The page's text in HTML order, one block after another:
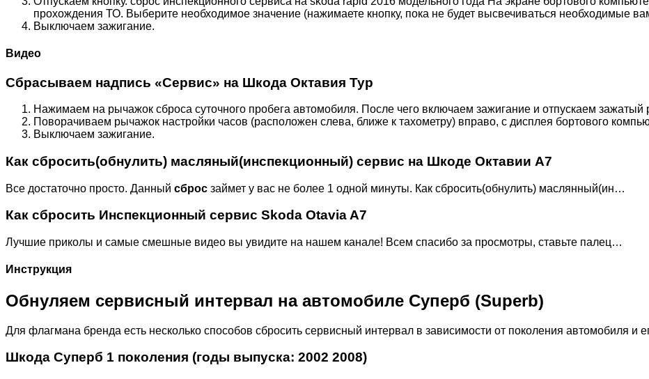
прохождения ТО. Выберите необходимое значение (нажимаете кнопку, пока не будет высвечиваться необходимые
Выключаем зажигание.
Видео
Сбрасываем надпись «Сервис» на Шкода Октавия Тур
Нажимаем на рычажок сброса суточного пробега автомобиля. После чего включаем зажигание и отпускаем зажатый
Поворачиваем рычажок настройки часов (расположен слева, ближе к тахометру) вправо, с дисплея бортового
Выключаем зажигание.
Как сбросить(обнулить) масляный(инспекционный) сервис на Шкоде Октавии А7
Все достаточно просто. Данный сброс займет у вас не более 1 одной минуты. Как сбросить(обнулить) маслянный(ин…
Как сбросить Инспекционный сервис Skoda Otavia A7
Лучшие приколы и самые смешные видео вы увидите на нашем канале! Всем спасибо за просмотры, ставьте палец…
Инструкция
Обнуляем сервисный интервал на автомобиле Суперб (Superb)
Для флагмана бренда есть несколько способов сбросить сервисный интервал в зависимости от поколения автомобиля и
Шкода Суперб 1 поколения (годы выпуска: 2002 2008)